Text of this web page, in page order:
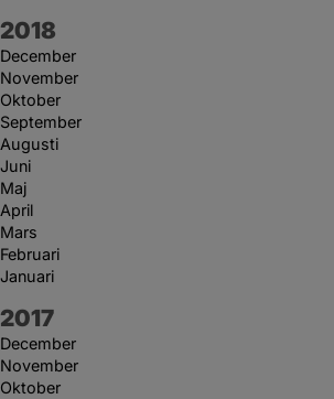
År:
2018
December
November
Oktober
September
Augusti
Juni
Maj
April
Mars
Februari
Januari
År:
2017
December
November
Oktober